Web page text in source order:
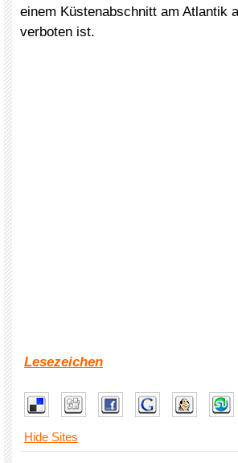
einem Küstenabschnitt am Atlantik
verboten ist.
Lesezeichen
Hide Sites